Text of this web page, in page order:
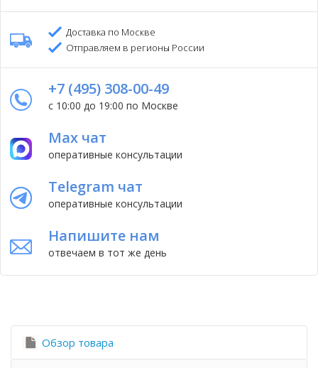
Доставка по Москве
Отправляем в регионы России
+7 (495) 308-00-49
с 10:00 до 19:00 по Москве
Max чат
оперативные консультации
Telegram чат
оперативные консультации
Напишите нам
отвечаем в тот же день
Обзор товара